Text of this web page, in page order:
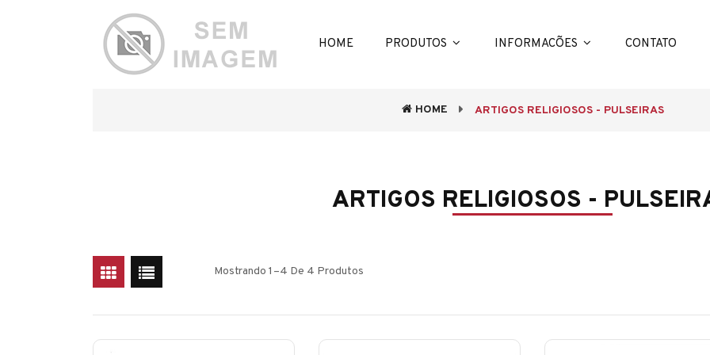
HOME PRODUTOS INFORMACÕES CONTATO
HOME ARTIGOS RELIGIOSOS - PULSEIRAS
ARTIGOS RELIGIOSOS -
Mostrando 1–4 De 4 Produtos